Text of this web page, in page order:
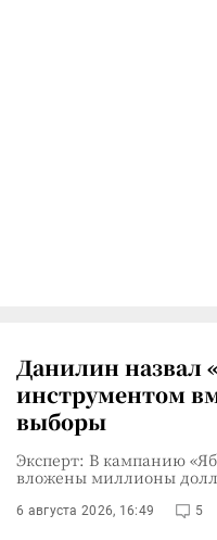
Данилин назвал
инструментом
выборы
Эксперт: В кампанию
вложены миллионы
6 августа 2026, 16:49 5